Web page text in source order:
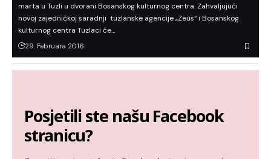
marta u Tuzli u dvorani Bosanskog kulturnog centra. Zahvaljujući
novoj zajedničkoj saradnji tuzlanske agencije „Zeus“ i Bosanskog
kulturnog centra Tuzlaci će…
29. Februara 2016.
Posjetili ste našu Facebook
stranicu?